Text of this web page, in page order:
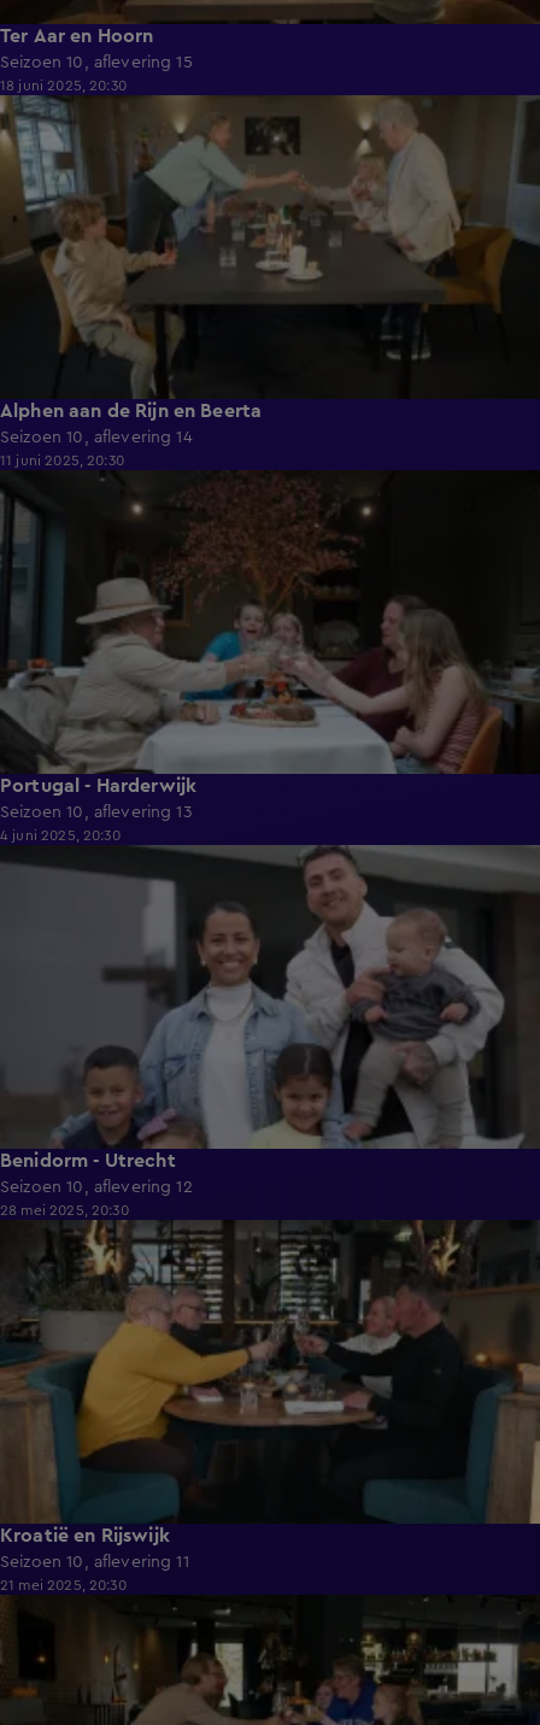
Ter Aar en Hoorn
Seizoen 10, aflevering 15
18 juni 2025, 20:30
41:55
Alphen aan de Rijn en Beerta
Seizoen 10, aflevering 14
11 juni 2025, 20:30
Portugal - Harderwijk
Seizoen 10, aflevering 13
4 juni 2025, 20:30
41:24
Benidorm - Utrecht
Seizoen 10, aflevering 12
28 mei 2025, 20:30
Kroatië en Rijswijk
Seizoen 10, aflevering 11
21 mei 2025, 20:30